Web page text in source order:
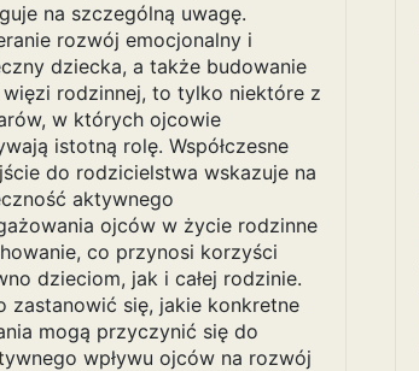
na szczególną uwagę.
rozwój emocjonalny i
dziecka, a także budowanie
więzi rodzinnej, to tylko niektóre z
w których ojcowie
istotną rolę. Współczesne
do rodzicielstwa wskazuje na
aktywnego
ojców w życie rodzinne
co przynosi korzyści
dzieciom, jak i całej rodzinie.
zastanowić się, jakie konkretne
mogą przyczynić się do
wpływu ojców na rozwój